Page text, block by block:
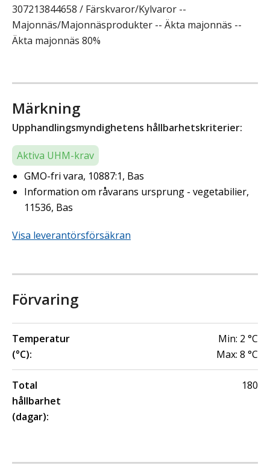
307213844658 / Färskvaror/Kylvaror --
Majonnäs/Majonnäsprodukter -- Äkta majonnäs --
Äkta majonnäs 80%
Märkning
Upphandlingsmyndighetens hållbarhetskriterier:
Aktiva UHM-krav
GMO-fri vara, 10887:1, Bas
Information om råvarans ursprung - vegetabilier,
11536, Bas
Visa leverantörsförsäkran
Förvaring
Temperatur
(°C):
Min: 2 °C
Max: 8 °C
Total
hållbarhet
(dagar):
180